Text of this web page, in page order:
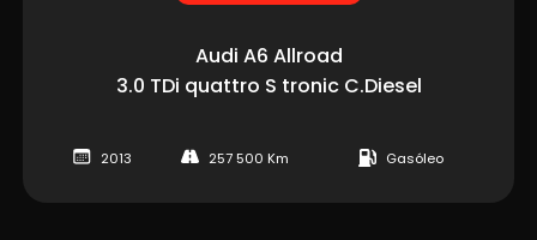
Audi A6 Allroad
3.0 TDi quattro S tronic C.Diesel
2013 257 500 Km Gasóleo